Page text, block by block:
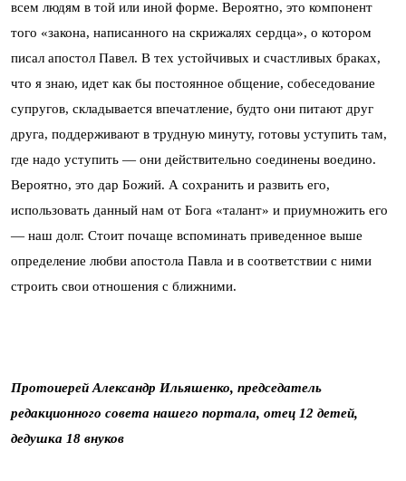
всем людям в той или иной форме. Вероятно, это компонент
того «закона, написанного на скрижалях сердца», о котором
писал апостол Павел. В тех устойчивых и счастливых браках,
что я знаю, идет как бы постоянное общение, собеседование
супругов, складывается впечатление, будто они питают друг
друга, поддерживают в трудную минуту, готовы уступить там,
где надо уступить — они действительно соединены воедино.
Вероятно, это дар Божий. А сохранить и развить его,
использовать данный нам от Бога «талант» и приумножить его
— наш долг. Стоит почаще вспоминать приведенное выше
определение любви апостола Павла и в соответствии с ними
строить свои отношения с ближними.
Протоиерей Александр Ильяшенко, председатель
редакционного совета нашего портала, отец 12 детей,
дедушка 18 внуков